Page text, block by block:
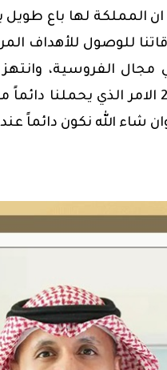
المملكة لها باع
الفروسية،
المملكة على استضافة كأس العالم
شاء الله نكون دائماً